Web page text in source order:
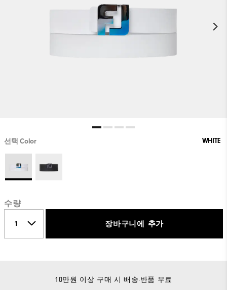
선택 Color WHITE
수량
장바구니에 추가
10만원 이상 구매 시 배송·반품 무료